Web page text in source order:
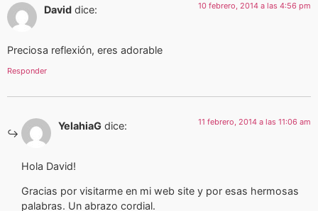
David dice: 10 febrero, 2014 a las 4:56 pm
Preciosa reflexión, eres adorable
Responder
YelahiaG dice: 11 febrero, 2014 a las 11:06 am
Hola David!
Gracias por visitarme en mi web site y por esas hermosas
palabras. Un abrazo cordial.